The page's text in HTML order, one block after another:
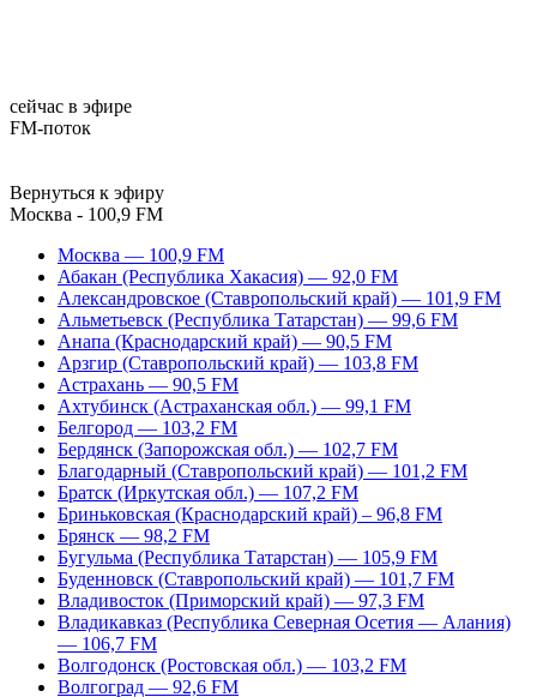
сейчас в эфире
FM-поток
Вернуться к эфиру
Москва - 100,9 FM
Москва — 100,9 FM
Абакан (Республика Хакасия) — 92,0 FM
Александровское (Ставропольский край) — 101,9 FM
Альметьевск (Республика Татарстан) — 99,6 FM
Анапа (Краснодарский край) — 90,5 FM
Арзгир (Ставропольский край) — 103,8 FM
Астрахань — 90,5 FM
Ахтубинск (Астраханская обл.) — 99,1 FM
Белгород — 103,2 FM
Бердянск (Запорожская обл.) — 102,7 FM
Благодарный (Ставропольский край) — 101,2 FM
Братск (Иркутская обл.) — 107,2 FM
Бриньковская (Краснодарский край) – 96,8 FM
Брянск — 98,2 FM
Бугульма (Республика Татарстан) — 105,9 FM
Буденновск (Ставропольский край) — 101,7 FM
Владивосток (Приморский край) — 97,3 FM
Владикавказ (Республика Северная Осетия — Алания)
— 106,7 FM
Волгодонск (Ростовская обл.) — 103,2 FM
Волгоград — 92,6 FM